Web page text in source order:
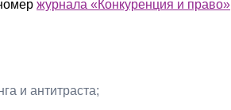
журнала «Конкуренция и право»
и антитраста;